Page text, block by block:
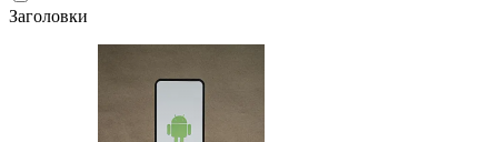
Заголовки